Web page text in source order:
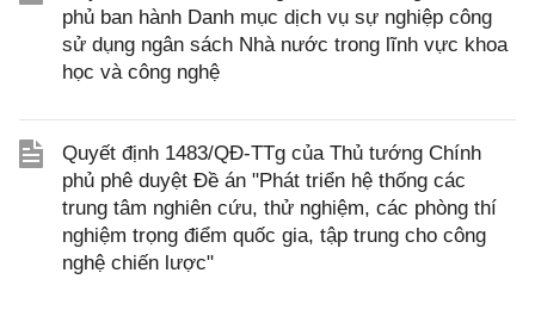
phủ ban hành Danh mục dịch vụ sự nghiệp công
sử dụng ngân sách Nhà nước trong lĩnh vực khoa
học và công nghệ
Quyết định 1483/QĐ-TTg của Thủ tướng Chính
phủ phê duyệt Đề án "Phát triển hệ thống các
trung tâm nghiên cứu, thử nghiệm, các phòng thí
nghiệm trọng điểm quốc gia, tập trung cho công
nghệ chiến lược"